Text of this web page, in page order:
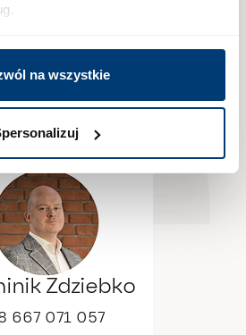
na wszystkie
inwestycji przeprowadzi
atuty Osiedla Fi i przygotuje
dopasowaną do Twoich
Zdziebko
667 071 057